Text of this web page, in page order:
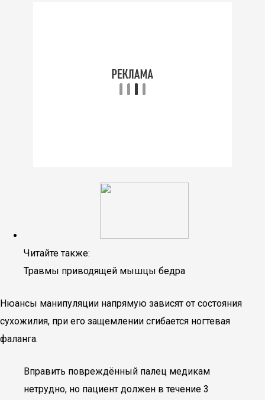
Читайте также:
Травмы приводящей мышцы бедра
Нюансы манипуляции напрямую зависят от состояния
сухожилия, при его защемлении сгибается ногтевая
фаланга.
Вправить повреждённый палец медикам
нетрудно, но пациент должен в течение 3